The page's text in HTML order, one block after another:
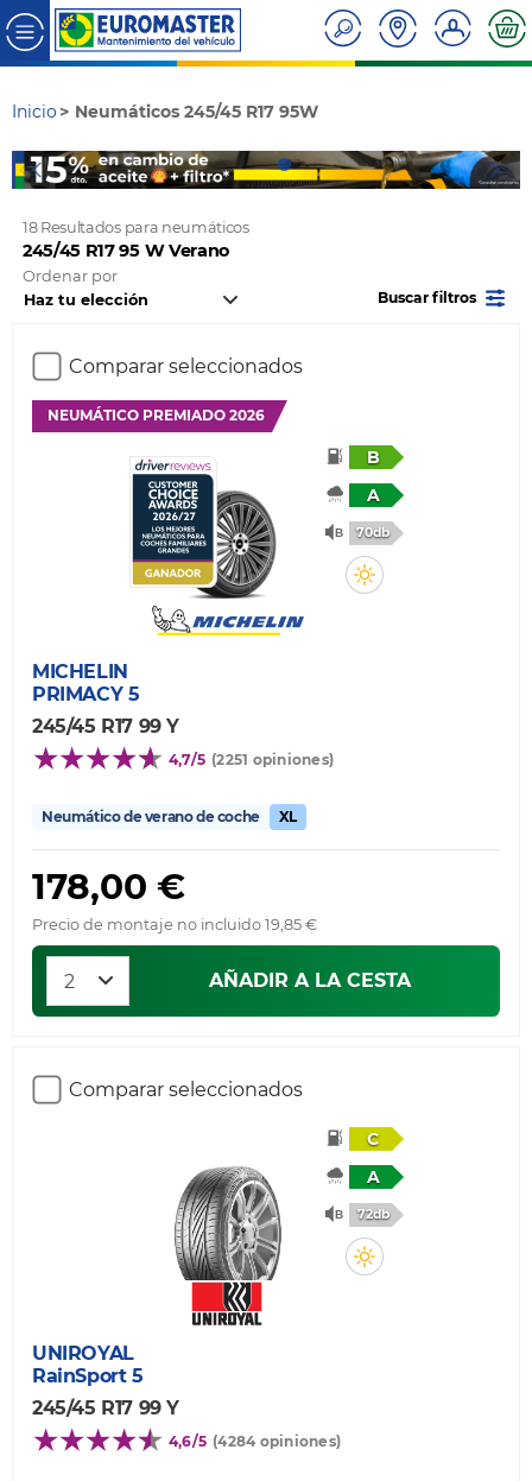
Inicio Neumáticos 245/45 R17 95W
18 Resultados para neumáticos
245/45 R17 95 W Verano
Ordenar por
Buscar filtros
Comparar seleccionados
NEUMÁTICO PREMIADO 2026
B
A
70db
MICHELIN
PRIMACY 5
245/45 R17 99 Y
4,7/5 (2251 opiniones)
Neumático de verano de coche XL
178,00 €
Precio de montaje no incluido 19,85 €
AÑADIR A LA CESTA
Comparar seleccionados
C
A
72db
UNIROYAL
RainSport 5
245/45 R17 99 Y
4,6/5 (4284 opiniones)